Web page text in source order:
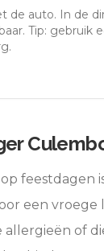
de auto. In de
Tip: gebruik
feestdagen
een vroege
allergieën of